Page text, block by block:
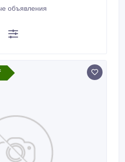
объявления